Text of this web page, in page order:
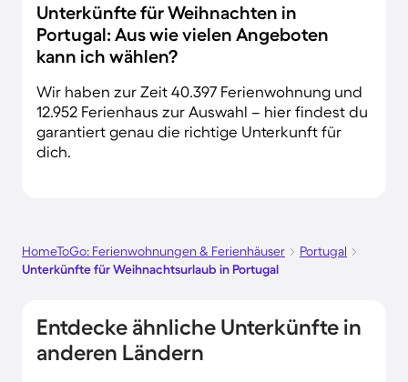
Unterkünfte für Weihnachten in
Portugal: Aus wie vielen Angeboten
kann ich wählen?
Wir haben zur Zeit 40.397 Ferienwohnung und
12.952 Ferienhaus zur Auswahl – hier findest du
garantiert genau die richtige Unterkunft für
dich.
HomeToGo: Ferienwohnungen & Ferienhäuser
Portugal
Unterkünfte für Weihnachtsurlaub in Portugal
Entdecke ähnliche Unterkünfte in
anderen Ländern